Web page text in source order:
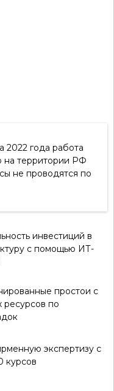
2022 года работа
на территории РФ
не проводятся по
инвестиций в
с помощью ИТ-
простои с
по
экспертизу с
курсов